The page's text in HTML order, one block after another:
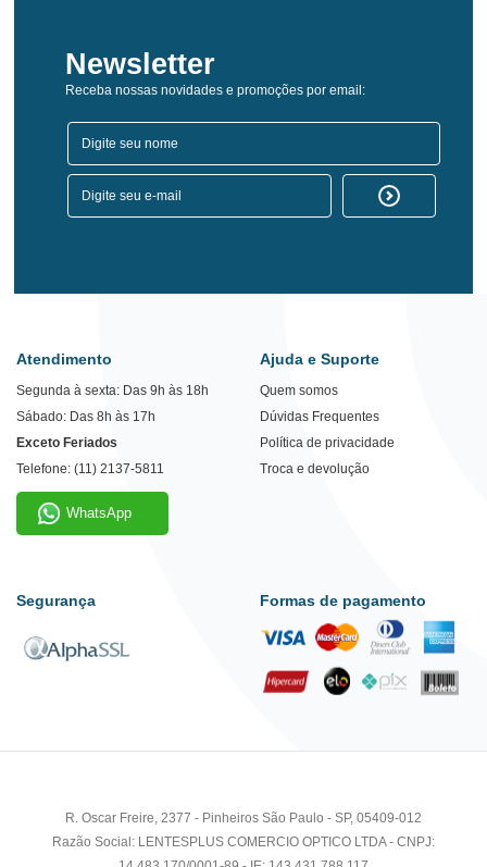
Newsletter
Receba nossas novidades e promoções por email:
Atendimento
Segunda à sexta: Das 9h às 18h
Sábado: Das 8h às 17h
Exceto Feriados
Telefone: (11) 2137-5811
WhatsApp
Ajuda e Suporte
Quem somos
Dúvidas Frequentes
Política de privacidade
Troca e devolução
Segurança Formas de pagamento
R. Oscar Freire, 2377 - Pinheiros São Paulo - SP, 05409-012
Razão Social: LENTESPLUS COMERCIO OPTICO LTDA - CNPJ: